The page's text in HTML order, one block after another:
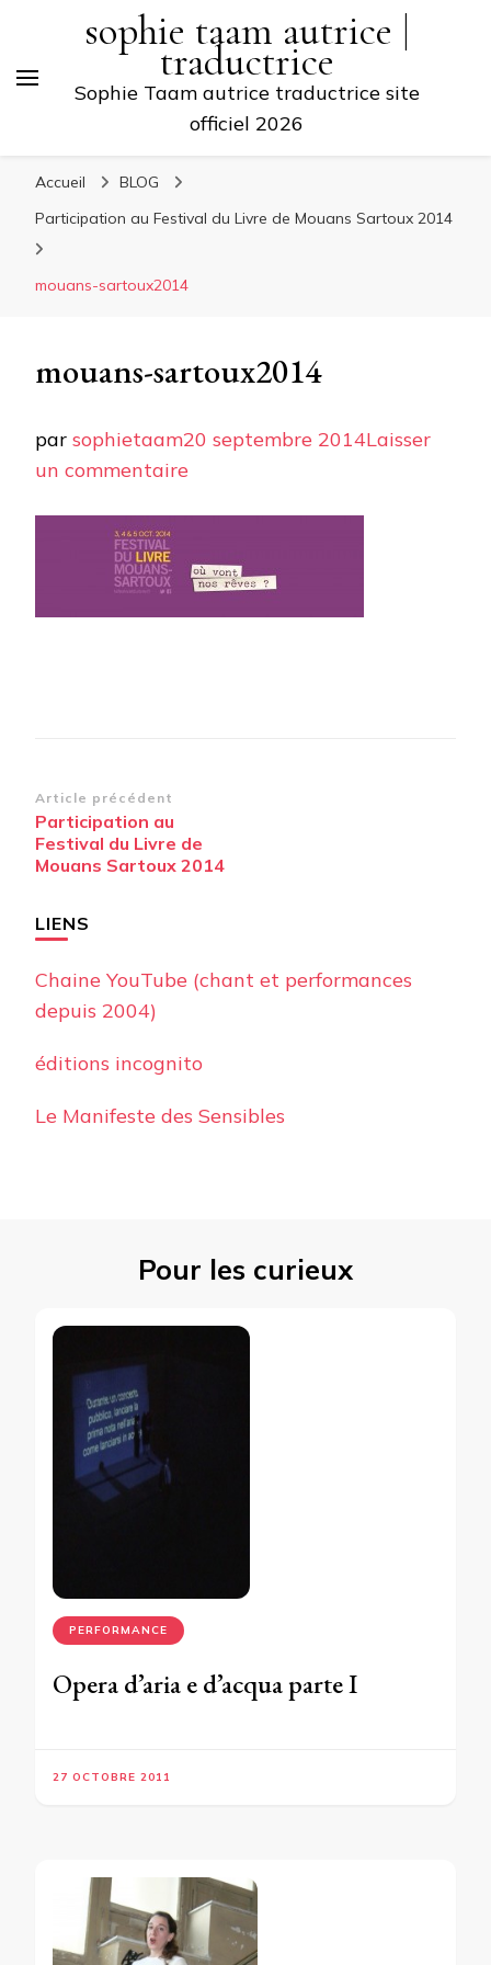
sophie taam autrice |
traductrice
Sophie Taam autrice traductrice site
officiel 2026
Accueil
BLOG
Participation au Festival du Livre de Mouans Sartoux 2014
mouans-sartoux2014
mouans-sartoux2014
par sophietaam20 septembre 2014Laisser
un commentairesur
Navigation
d’article
Article précédent
Participation au
Festival du Livre de
Mouans Sartoux 2014
LIENS
Chaine YouTube (chant et performances
depuis 2004)
éditions incognito
Le Manifeste des Sensibles
Pour les curieux
PERFORMANCE
Opera d’aria e d’acqua parte I
27 OCTOBRE 2011